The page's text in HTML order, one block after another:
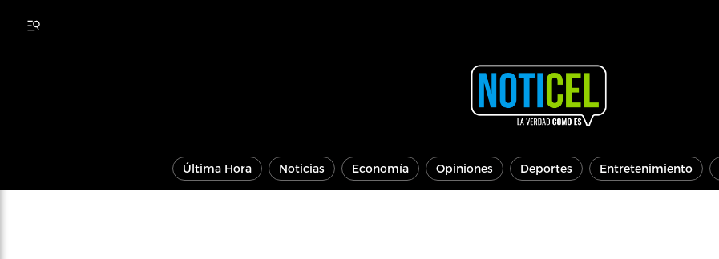
Última Hora Noticias Economía Opiniones Deportes Entretenimiento